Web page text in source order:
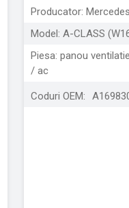
Producator:
Model: A-CLASS
Piesa: panou
/ ac
Coduri OEM: